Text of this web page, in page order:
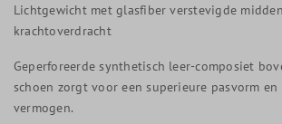
Lichtgewicht met glasfiber verstevigde
krachtoverdracht
Geperforeerde synthetisch leer-composiet
schoen zorgt voor een superieure pasvorm en
vermogen.